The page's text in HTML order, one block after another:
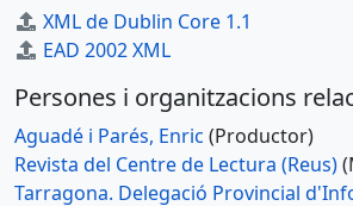
XML de Dublin Core 1.1
EAD 2002 XML
Persones i organitzacions
Aguadé i Parés, Enric (Productor)
Revista del Centre de Lectura (Reus)
Tarragona. Delegació Provincial